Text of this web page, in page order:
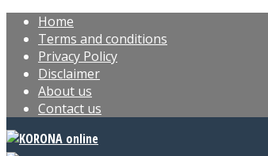
Home
Terms and conditions
Privacy Policy
Disclaimer
About us
Contact us